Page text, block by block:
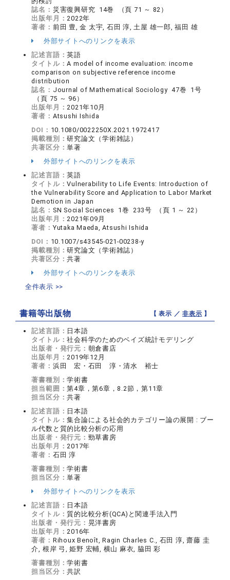
誌名： 災害復興研究 14巻 （頁 71 ～ 82）
出版年月：2022年
著者： 前田 豊, 金 太宇, 石田 淳, 土屋 雄一郎, 福田 雄
外部サイトへのリンクを表示
記述言語：英語
タイトル：A model of income evaluation: income
comparison on subjective reference income
distribution
誌名： Journal of Mathematical Sociology 47巻 1号
（頁 75 ～ 96）
出版年月：2021年10月
著者： Atsushi Ishida
DOI： 10.1080/0022250X.2021.1972417
掲載種別：研究論文（学術雑誌）
共著区分：単著
外部サイトへのリンクを表示
記述言語：英語
タイトル：Vulnerability to Life Events: Introduction of
the Vulnerability Score and Application to Labor Market
Demotion in Japan
誌名： SN Social Sciences 1巻 233号 （頁 1 ～ 22）
出版年月：2021年09月
著者： Yutaka Maeda, Atsushi Ishida
DOI： 10.1007/s43545-021-00238-y
掲載種別：研究論文（学術雑誌）
共著区分：共著
外部サイトへのリンクを表示
全件表示 >>
書籍等出版物 【 表示 ／非表示 】
記述言語： 日本語
タイトル：社会科学のためのベイズ統計モデリング
出版者・発行元： 朝倉書店
出版年月：2019年12月
著者： 浜田 宏・石田 淳・清水 裕士
著書種別：学術書
担当範囲：第4章，第6章，8.2節，第11章
担当区分：共著
記述言語： 日本語
タイトル：集合論による社会的カテゴリー論の展開 : ブー
ル代数と質的比較分析の応用
出版者・発行元： 勁草書房
出版年月：2017年
著者： 石田 淳
著書種別：学術書
担当区分：単著
外部サイトへのリンクを表示
記述言語： 日本語
タイトル：質的比較分析(QCA)と関連手法入門
出版者・発行元： 晃洋書房
出版年月：2016年
著者： Rihoux Benoît, Ragin Charles C., 石田 淳, 齋藤 圭
介, 根岸 弓, 姫野 宏輔, 横山 麻衣, 脇田 彩
著書種別：学術書
担当区分：共訳